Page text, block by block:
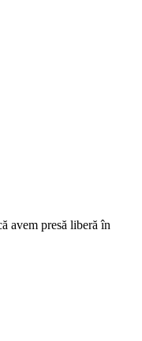
avem presă liberă în